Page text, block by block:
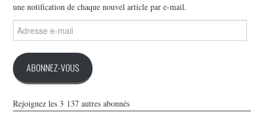
une notification de chaque nouvel article par e-mail.
e-
ABONNEZ-VOUS
Rejoignez les 3 137 autres abonnés